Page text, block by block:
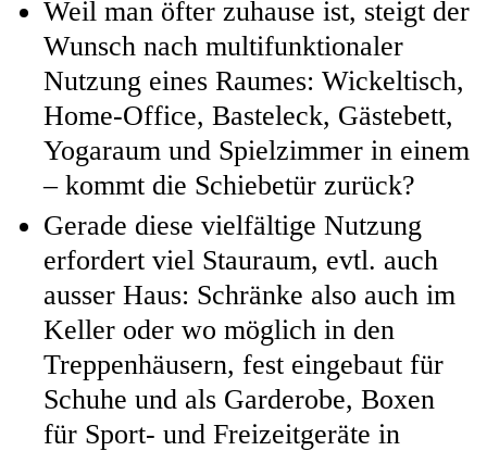
Weil man öfter zuhause ist, steigt der
Wunsch nach multifunktionaler
Nutzung eines Raumes: Wickeltisch,
Home-Office, Basteleck, Gästebett,
Yogaraum und Spielzimmer in einem
– kommt die Schiebetür zurück?
Gerade diese vielfältige Nutzung
erfordert viel Stauraum, evtl. auch
ausser Haus: Schränke also auch im
Keller oder wo möglich in den
Treppenhäusern, fest eingebaut für
Schuhe und als Garderobe, Boxen
für Sport- und Freizeitgeräte in